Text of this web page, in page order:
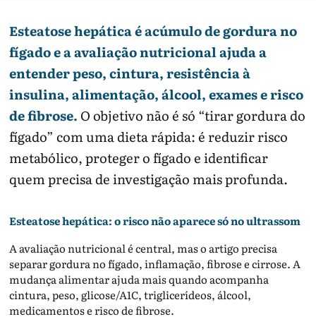
Esteatose hepática é acúmulo de gordura no
fígado e a avaliação nutricional ajuda a
entender peso, cintura, resistência à
insulina, alimentação, álcool, exames e risco
de fibrose. O objetivo não é só “tirar gordura do
fígado” com uma dieta rápida: é reduzir risco
metabólico, proteger o fígado e identificar
quem precisa de investigação mais profunda.
Esteatose hepática: o risco não aparece só no ultrassom
A avaliação nutricional é central, mas o artigo precisa
separar gordura no fígado, inflamação, fibrose e cirrose. A
mudança alimentar ajuda mais quando acompanha
cintura, peso, glicose/A1C, triglicerídeos, álcool,
medicamentos e risco de fibrose.